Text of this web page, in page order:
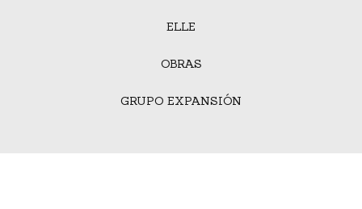
ELLE
OBRAS
GRUPO EXPANSIÓN